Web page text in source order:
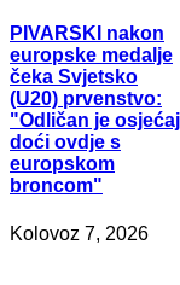
PIVARSKI nakon
europske medalje
čeka Svjetsko
(U20) prvenstvo:
"Odličan je osjećaj
doći ovdje s
europskom
broncom"
Kolovoz 7, 2026